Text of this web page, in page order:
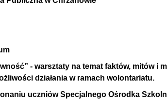
- warsztaty na temat faktów, mitów i
działania w ramach wolontariatu.
uczniów Specjalnego Ośrodka